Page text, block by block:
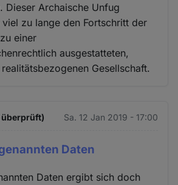
Dieser Archaische Unfug
zu lange den Fortschritt der
einer
ausgestatteten,
Gesellschaft.
überprüft) Sa. 12 Jan 2019 - 17:00
Daten
Daten ergibt sich doch